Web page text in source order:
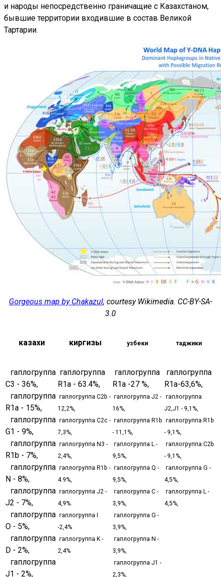
и народы непосредственно граничащие с Казахстаном,
бывшие территории входившие в состав Великой
Тартарии.
Gorgeous map by Chakazul, courtesy Wikimedia. CC-BY-SA-
3.0
казахи киргизы узбеки таджики
гаплогруппа
С3 - 36%,
гаплогруппа
R1a - 15%,
гаплогруппа
G1 - 9%,
гаплогруппа
R1b - 7%,
гаплогруппа
N - 8%,
гаплогруппа
J2 - 7%,
гаплогруппа
O - 5%,
гаплогруппа
D - 2%,
гаплогруппа
J1 - 2%,
гаплогруппа
R1a - 63.4%,
гаплогруппа С2b -
12,2%,
гаплогруппа C2c -
7,3%,
гаплогруппа N3 -
2,4%,
гаплогруппа R1b -
4.9%,
гаплогруппа J2 -
4,9%.
гаплогруппа I
-2,4%
гаплогруппа K -
2,4%
гаплогруппа
R1a -27 %,
гаплогруппа J2 -
16%,
гаплогруппа R1b
- 11,1%,
гаплогруппа L -
9,5%,
гаплогруппа Q -
9,5%,
гаплогруппа C -
3,9%,
гаплогруппа G -
3,9%,
гаплогруппа N -
3,9%,
гаплогруппа J1 -
2,3%,
гаплогруппа
R1a-63,6%,
гаплогруппа
J2,J1 - 9,1%,
гаплогруппа R1b
- 9,1%,
гаплогруппа C2b
- 9,1%,
гаплогруппа G -
4,5%,
гаплогруппа L -
4,5%,